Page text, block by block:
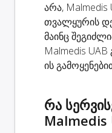
არა,
თვალყურის
მაინც
Malmedis
ის
რა
Malmedis